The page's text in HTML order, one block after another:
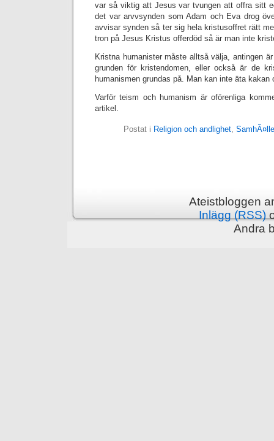
var så viktig att Jesus var tvungen att offra sitt
det var arvvsynden som Adam och Eva drog
avvisar synden så ter sig hela kristusoffret rätt
tron på Jesus Kristus offerdöd så är man inte
Kristna humanister måste alltså välja, antingen
grunden för kristendomen, eller också är de
humanismen grundas på. Man kan inte äta
Varför teism och humanism är oförenliga
artikel.
Postat i Religion och andlighet, SamhÃ¤lle
Ateistbloggen
Inlägg (RSS)
Andra